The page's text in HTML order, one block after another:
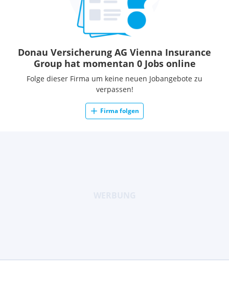
Donau Versicherung AG Vienna Insurance
Group hat momentan 0 Jobs online
Folge dieser Firma um keine neuen Jobangebote zu
verpassen!
Firma folgen